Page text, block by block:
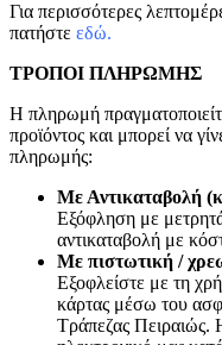
Για περισσότερες
πατήστε εδώ.
ΤΡΟΠΟΙ ΠΛΗΡΩΜΗΣ
Η πληρωμή
προϊόντος και μπορεί να
πληρωμής:
Με Αντικαταβολή
Εξόφληση με
αντικαταβολή με
Με πιστωτική /
Εξοφλείστε με τη
κάρτας μέσω του
Τράπεζας Πειραιώς.